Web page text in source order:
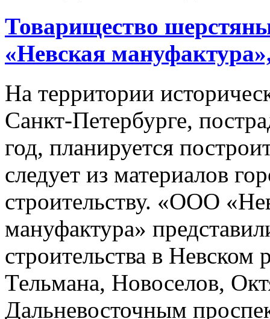
Товарищество
«Невская
На территории
Санкт-Петербурге,
год, планируется
следует из материалов
строительству. «ООО
мануфактура»
строительства в
Тельмана, Новоселов,
Дальневосточным